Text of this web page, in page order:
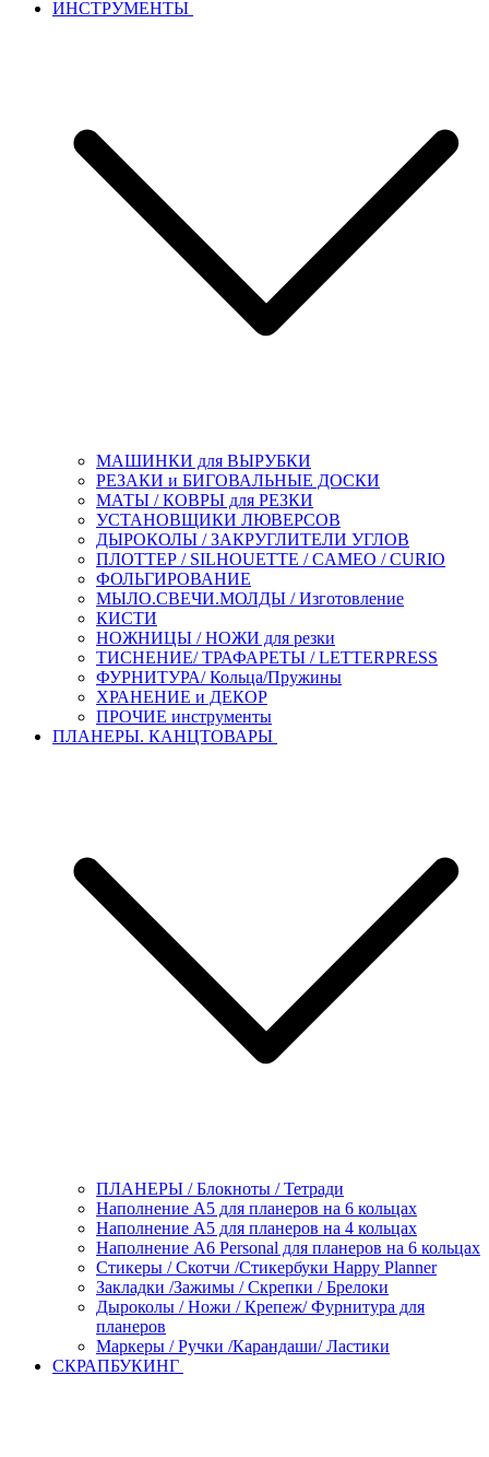
ИНСТРУМЕНТЫ
МАШИНКИ для ВЫРУБКИ
РЕЗАКИ и БИГОВАЛЬНЫЕ ДОСКИ
МАТЫ / КОВРЫ для РЕЗКИ
УСТАНОВЩИКИ ЛЮВЕРСОВ
ДЫРОКОЛЫ / ЗАКРУГЛИТЕЛИ УГЛОВ
ПЛОТТЕР / SILHOUETTE / CAMEO / CURIO
ФОЛЬГИРОВАНИЕ
МЫЛО.СВЕЧИ.МОЛДЫ / Изготовление
КИСТИ
НОЖНИЦЫ / НОЖИ для резки
ТИСНЕНИЕ/ ТРАФАРЕТЫ / LETTERPRESS
ФУРНИТУРА/ Кольца/Пружины
ХРАНЕНИЕ и ДЕКОР
ПРОЧИЕ инструменты
ПЛАНЕРЫ. КАНЦТОВАРЫ
ПЛАНЕРЫ / Блокноты / Тетради
Наполнение А5 для планеров на 6 кольцах
Наполнение А5 для планеров на 4 кольцах
Наполнение А6 Personal для планеров на 6 кольцах
Стикеры / Скотчи /Стикербуки Happy Planner
Закладки /Зажимы / Скрепки / Брелоки
Дыроколы / Ножи / Крепеж/ Фурнитура для
планеров
Маркеры / Ручки /Карандаши/ Ластики
СКРАПБУКИНГ